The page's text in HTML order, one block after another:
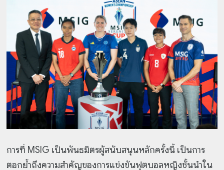
การที่ MSIG เป็นพันธมิตรผู้สนับสนุนหลักครั้งนี้ เป็นการ
ตอกย้ำถึงความสำคัญของการแข่งขันฟุตบอลหญิงชั้นนำใน